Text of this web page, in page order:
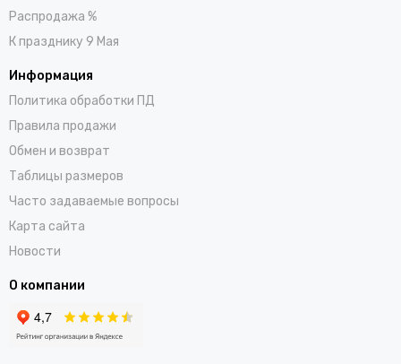
Распродажа %
К празднику 9 Мая
Информация
Политика обработки ПД
Правила продажи
Обмен и возврат
Таблицы размеров
Часто задаваемые вопросы
Карта сайта
Новости
О компании